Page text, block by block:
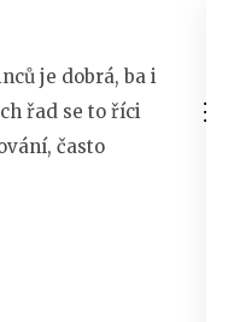
je dobrá, ba i
řad se to říci
často